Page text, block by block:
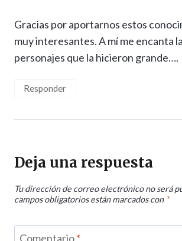
Gracias por aportarnos estos
muy interesantes. A mí me encanta
personajes que la hicieron grande….
Responder
Deja una respuesta
Tu dirección de correo electrónico no será
campos obligatorios están marcados con *